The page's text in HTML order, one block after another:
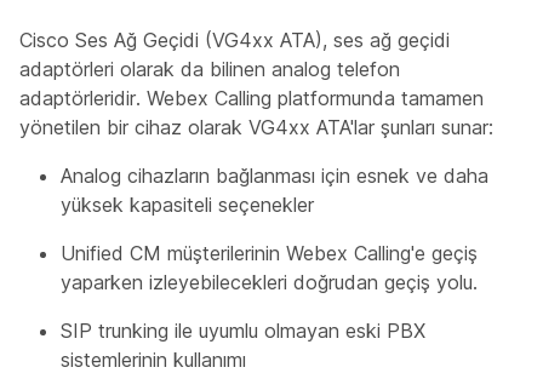
Cisco Ses Ağ Geçidi (VG4xx ATA), ses ağ geçidi
adaptörleri olarak da bilinen analog telefon
adaptörleridir. Webex Calling platformunda tamamen
yönetilen bir cihaz olarak VG4xx ATA'lar şunları sunar:
Analog cihazların bağlanması için esnek ve daha
yüksek kapasiteli seçenekler
Unified CM müşterilerinin Webex Calling'e geçiş
yaparken izleyebilecekleri doğrudan geçiş yolu.
SIP trunking ile uyumlu olmayan eski PBX
sistemlerinin kullanımı